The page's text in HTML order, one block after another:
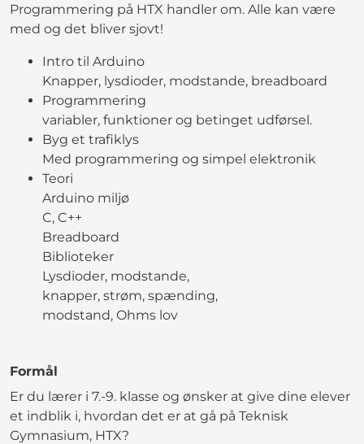
Programmering på HTX handler om. Alle kan være
med og det bliver sjovt!
Intro til Arduino
Knapper, lysdioder, modstande, breadboard
Programmering
variabler, funktioner og betinget udførsel.
Byg et trafiklys
Med programmering og simpel elektronik
Teori
Arduino miljø
C, C++
Breadboard
Biblioteker
Lysdioder, modstande,
knapper, strøm, spænding,
modstand, Ohms lov
Formål
Er du lærer i 7.-9. klasse og ønsker at give dine elever
et indblik i, hvordan det er at gå på Teknisk
Gymnasium, HTX?